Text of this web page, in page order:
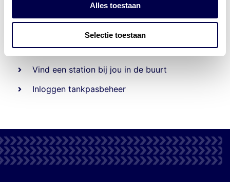
Alles toestaan
Selectie toestaan
tankstationsen duizenden
laadpassen
Den Hartog tank- en laadpas
Vind een station bij jou in de buurt
Inloggen tankpasbeheer